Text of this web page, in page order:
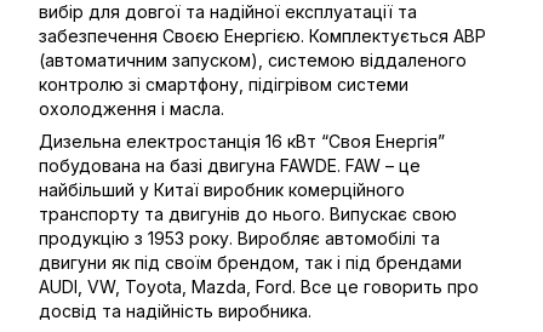
вибір для довгої та надійної експлуатації та
забезпечення Своєю Енергією. Комплектується АВР
(автоматичним запуском), системою віддаленого
контролю зі смартфону, підігрівом системи
охолодження і масла.
Дизельна електростанція 16 кВт “Своя Енергія”
побудована на базі двигуна FAWDE. FAW – це
найбільший у Китаї виробник комерційного
транспорту та двигунів до нього. Випускає свою
продукцію з 1953 року. Виробляє автомобілі та
двигуни як під своїм брендом, так і під брендами
AUDI, VW, Toyota, Mazda, Ford. Все це говорить про
досвід та надійність виробника.